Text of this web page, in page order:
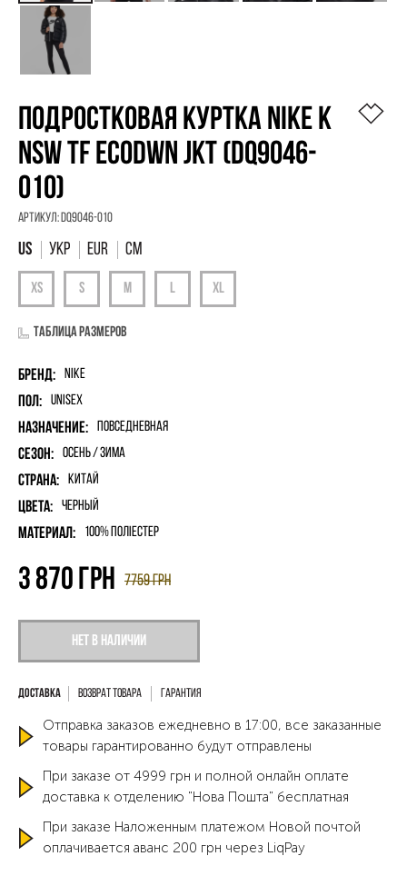
ПОДРОСТКОВАЯ КУРТКА NIKE K
NSW TF ECODWN JKT (DQ9046-
010)
Артикул:DQ9046-010
УКР EUR См
Таблица размеров
Бренд: Nike
Пол: unisex
Назначение: Повседневная
Сезон: Осень / Зима
Страна: Китай
Цвета: Черный
Материал: 100% поліестер
Нет в наличии
7759грн
3 870 грн
Возврат товара Гарантия
Отправка заказов ежедневно в 17:00, все заказанные
товары гарантированно будут отправлены
При заказе от 4999 грн и полной онлайн оплате
доставка к отделению "Нова Пошта" бесплатная
При заказе Наложенным платежом Новой почтой
оплачивается аванс 200 грн через LiqPay